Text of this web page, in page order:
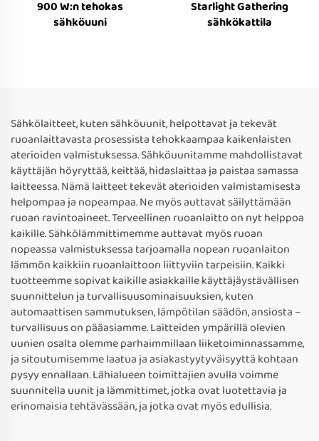
900 W:n tehokas
sähköuuni
Starlight Gathering
sähkökattila
Sähkölaitteet, kuten sähköuunit, helpottavat ja tekevät
ruoanlaittavasta prosessista tehokkaampaa kaikenlaisten
aterioiden valmistuksessa. Sähköuunitamme mahdollistavat
käyttäjän höyryttää, keittää, hidaslaittaa ja paistaa samassa
laitteessa. Nämä laitteet tekevät aterioiden valmistamisesta
helpompaa ja nopeampaa. Ne myös auttavat säilyttämään
ruoan ravintoaineet. Terveellinen ruoanlaitto on nyt helppoa
kaikille. Sähkölämmittimemme auttavat myös ruoan
nopeassa valmistuksessa tarjoamalla nopean ruoanlaiton
lämmön kaikkiin ruoanlaittoon liittyviin tarpeisiin. Kaikki
tuotteemme sopivat kaikille asiakkaille käyttäjäystävällisen
suunnittelun ja turvallisuusominaisuuksien, kuten
automaattisen sammutuksen, lämpötilan säädön, ansiosta –
turvallisuus on pääasiamme. Laitteiden ympärillä olevien
uunien osalta olemme parhaimmillaan liiketoiminnassamme,
ja sitoutumisemme laatua ja asiakastyytyväisyyttä kohtaan
pysyy ennallaan. Lähialueen toimittajien avulla voimme
suunnitella uunit ja lämmittimet, jotka ovat luotettavia ja
erinomaisia tehtävässään, ja jotka ovat myös edullisia.